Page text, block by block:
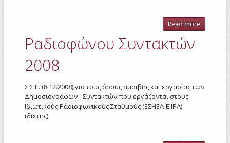
Read more
Ραδιοφώνου Συντακτών
2008
Σ.Σ.Ε. (8.12.2008) για τους όρους αμοιβής και εργασίας των
Δημοσιογράφων - Συντακτών που εργάζονται στους
Ιδιωτικούς Ραδιοφωνικούς Σταθμούς (ΕΣΗΕΑ-ΕΙΙΡΑ)
(διετής)